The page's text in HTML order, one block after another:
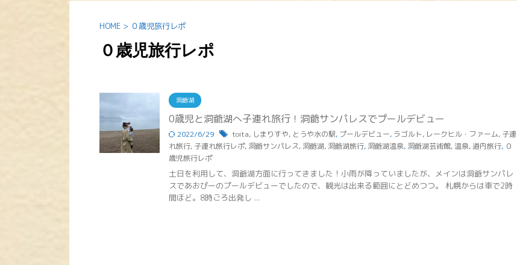
HOME > ０歳児旅行レポ
０歳児旅行レポ
洞爺湖
0歳児と洞爺湖へ子連れ旅行！洞爺サンパレスでプールデビュー
2022/6/29 toita, しまりすや, とうや水の駅, プールデビュー, ラゴルト, レークヒル・ファーム, 子連
れ旅行, 子連れ旅行レポ, 洞爺サンパレス, 洞爺湖, 洞爺湖旅行, 洞爺湖温泉, 洞爺湖芸術館,温泉,道内旅行, ０
歳児旅行レポ
土日を利用して、洞爺湖方面に行ってきました！小雨が降っていましたが、メインは洞爺サンパレ
スであおぴーのプールデビューでしたので、観光は出来る範囲にとどめつつ。 札幌からは車で2時
間ほど。8時ごろ出発し ...